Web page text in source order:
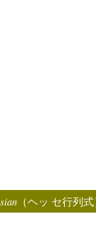
（ヘッ セ行列式